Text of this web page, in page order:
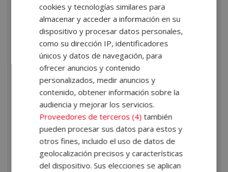
para optimizar la productividad y la organización
personal.
Gestión de personal, habilidades directivas y
soft skills . Una visión ampliada sobre liderazgo,
resolución de conflictos y coaching ejecutivo.
Empresa digital. Formación en competencias
digitales, e-commerce, SEO, WordPress y otras
herramientas necesarias para la transformación
digital en el ámbito empresarial.
¿Qué aprenderás en este
máster?
cookies y tecnologías similares para
almacenar y acceder a información en su
dispositivo y procesar datos personales,
como su dirección IP, identificadores
únicos y datos de navegación, para
ofrecer anuncios y contenido
personalizados, medir anuncios y
contenido, obtener información sobre la
audiencia y mejorar los servicios.
Proveedores de terceros (4) también
pueden procesar sus datos para estos y
otros fines, incluido el uso de datos de
geolocalización precisos y características
del dispositivo. Sus elecciones se aplican